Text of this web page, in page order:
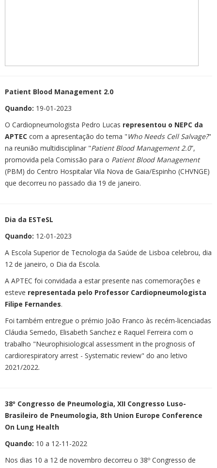
Patient Blood Management 2.0
Quando: 19-01-2023
O Cardiopneumologista Pedro Lucas representou o NEPC da
APTEC com a apresentação do tema "Who Needs Cell Salvage?"
na reunião multidisciplinar "Patient Blood Management 2.0”,
promovida pela Comissão para o Patient Blood Management
(PBM) do Centro Hospitalar Vila Nova de Gaia/Espinho (CHVNGE)
que decorreu no passado dia 19 de janeiro.
Dia da ESTeSL
Quando: 12-01-2023
A Escola Superior de Tecnologia da Saúde de Lisboa celebrou, dia
12 de janeiro, o Dia da Escola.
A APTEC foi convidada a estar presente nas comemorações e
esteve representada pelo Professor Cardiopneumologista
Filipe Fernandes.
Foi também entregue o prémio João Franco às recém-licenciadas
Cláudia Semedo, Elisabeth Sanchez e Raquel Ferreira com o
trabalho "Neurophisiological assessment in the prognosis of
cardiorespiratory arrest - Systematic review" do ano letivo
2021/2022.
38º Congresso de Pneumologia, XII Congresso Luso-
Brasileiro de Pneumologia, 8th Union Europe Conference
On Lung Health
Quando: 10 a 12-11-2022
Nos dias 10 a 12 de novembro decorreu o 38º Congresso de